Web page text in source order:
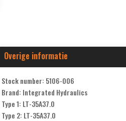
Overige informatie
Stock number: 5106-006
Brand: Integrated Hydraulics
Type 1: LT-35A37.0
Type 2: LT-35A37.0